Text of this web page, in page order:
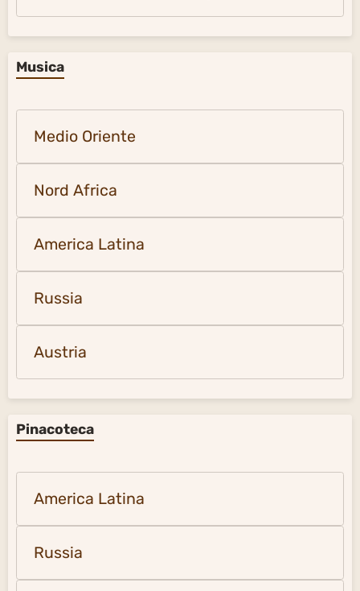
Musica
Medio Oriente
Nord Africa
America Latina
Russia
Austria
Pinacoteca
America Latina
Russia